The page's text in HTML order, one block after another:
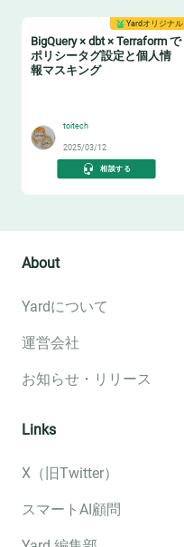
Yardオリジナル
BigQuery × dbt × Terraform で
ポリシータグ設定と個人情
報マスキング
toitech
2025/03/12
相談する
About
Yardについて
運営会社
お知らせ・リリース
Links
X（旧Twitter）
スマートAI顧問